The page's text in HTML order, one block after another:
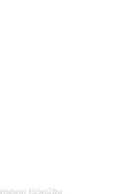
förbehållna